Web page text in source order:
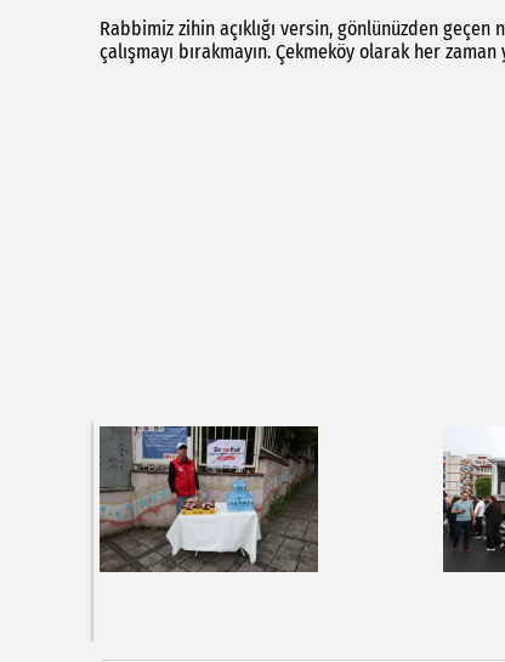
Rabbimiz zihin açıklığı versin, gönlünüzden
çalışmayı bırakmayın. Çekmeköy olarak her zaman